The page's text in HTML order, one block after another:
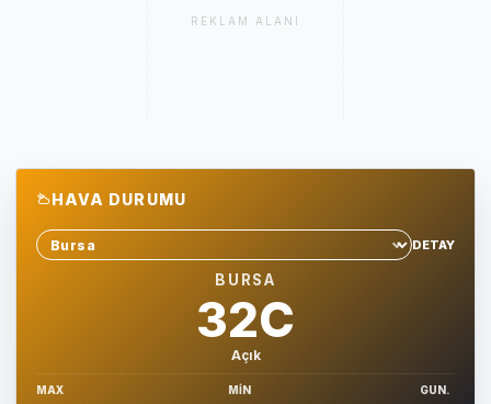
REKLAM ALANI
HAVA DURUMU
Sehir sec
DETAY
BURSA
32C
Açık
MAX MIN GUN.